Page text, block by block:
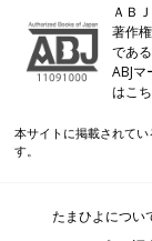
ＡＢ
著作
であ
ABJ
はこ
本サイトに掲載されて
す。
たまひよについ